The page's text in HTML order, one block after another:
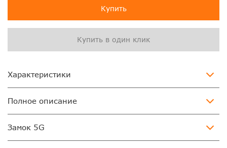
Купить
Купить в один клик
Характеристики
Полное описание
Замок 5G